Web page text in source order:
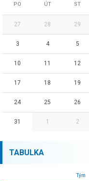
PO ÚT ST
27 28 29
3 4 5
10 11 12
17 18 19
24 25 26
31 1 2
TABULKA
Tým